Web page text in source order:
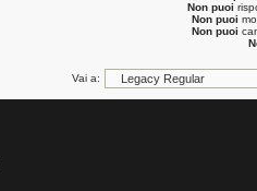
Non puoi
Non puoi
Non puoi
Vai a: